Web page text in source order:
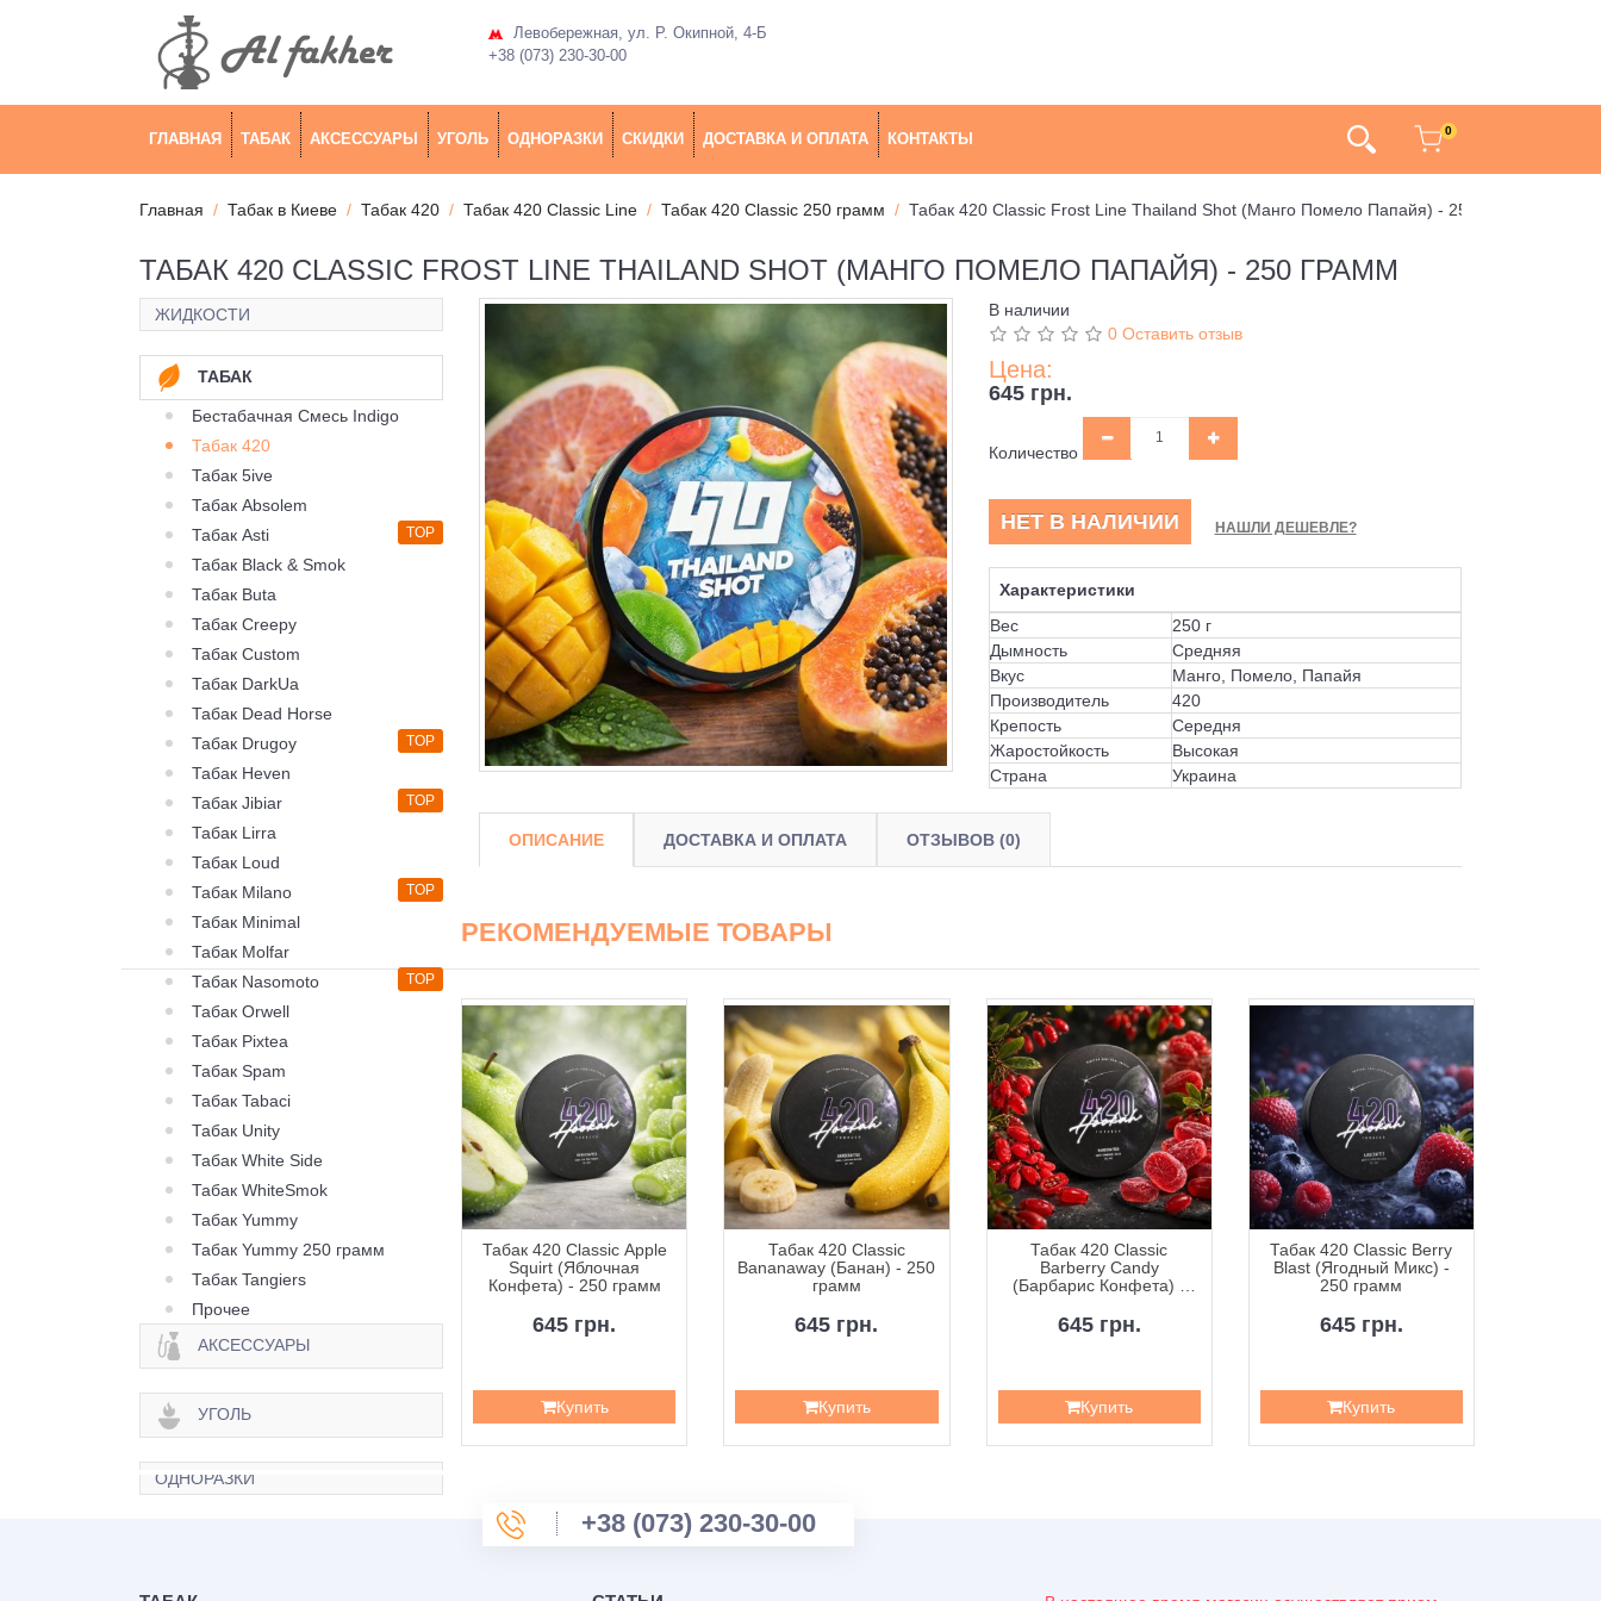
Левобережная, ул. Р. Окипной, 4-Б
+38 (073) 230-30-00
ГЛАВНАЯ ТАБАК АКСЕССУАРЫ УГОЛЬ ОДНОРАЗКИ СКИДКИ ДОСТАВКА И ОПЛАТА КОНТАКТЫ 0
Главная Табак в Киеве Табак 420 Табак 420 Classic Line Табак 420 Classic 250 грамм Табак 420 Classic Frost Line Thailand Shot (Манго Помело Папайя) - 250 грамм
ТАБАК 420 CLASSIC FROST LINE THAILAND SHOT (МАНГО ПОМЕЛО ПАПАЙЯ) - 250 ГРАММ
ЖИДКОСТИ
ТАБАК
Бестабачная Смесь Indigo
Табак 420
Табак 5ive
Табак Absolem
Табак Asti
TOP
Табак Black & Smok
Табак Buta
Табак Creepy
Табак Custom
Табак DarkUa
Табак Dead Horse
Табак Drugoy
TOP
Табак Heven
Табак Jibiar
TOP
Табак Lirra
Табак Loud
Табак Milano
TOP
Табак Minimal
Табак Molfar
Табак Nasomoto
TOP
Табак Orwell
Табак Pixtea
Табак Spam
Табак Tabaci
Табак Unity
Табак White Side
Табак WhiteSmok
Табак Yummy
Табак Yummy 250 грамм
Табак Tangiers
Прочее
АКСЕССУАРЫ
УГОЛЬ
ОДНОРАЗКИ
В наличии
0 Оставить отзыв
Цена:
645 грн.
Количество
НЕТ В НАЛИЧИИ НАШЛИ ДЕШЕВЛЕ?
Характеристики
Вес
250 г
Дымность
Средняя
Вкус
Манго, Помело, Папайя
Производитель
420
Крепость
Середня
Жаростойкость
Высокая
Страна
Украина
ОПИСАНИЕ ДОСТАВКА И ОПЛАТА ОТЗЫВОВ (0)
РЕКОМЕНДУЕМЫЕ ТОВАРЫ
Табак 420 Classic Frost
Зен) - 250 грамм
645 грн.
Табак 420 Classic Apple
Squirt (Яблочная
Конфета) - 250 грамм
645 грн.
Купить
Табак 420 Classic
Bananaway (Банан) - 250
грамм
645 грн.
Купить
Табак 420 Classic
Barberry Candy
(Барбарис Конфета) -
645 грн.
Купить
Табак 420 Classic Berry
Blast (Ягодный Микс) -
250 грамм
645 грн.
Купить
+38 (073) 230-30-00